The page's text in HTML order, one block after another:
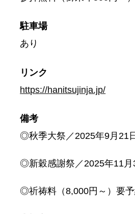
駐車場
あり
リンク
https://hanitsujinja.jp/
備考
◎秋季大祭／2025年9月21
◎新穀感謝祭／2025年11月
◎祈祷料（8,000円～）要